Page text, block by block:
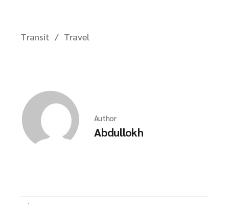
Transit Travel
Author
Abdullokh